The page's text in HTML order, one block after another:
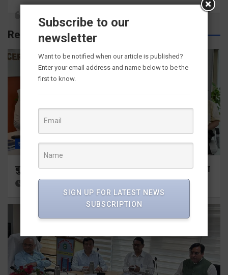
Related Posts
राज्य ALL देहरादून
बुजुर्ग-दिव्यांगों के घर जाएंगे बीएलओ, करेंगे नोटिसों का निस्तारण
15 hours ago
Subscribe to our
newsletter
Want to be notified when our article is published?
Enter your email address and name below to be the
first to know.
SIGN UP FOR LATEST NEWS
SUBSCRIPTION